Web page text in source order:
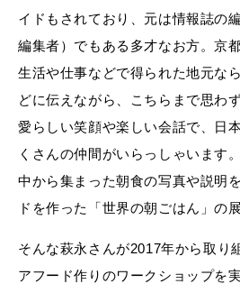
イドもされており、元は情報誌の
編集者）でもある多才なお方。京
生活や仕事などで得られた地元な
どに伝えながら、こちらまで思わ
愛らしい笑顔や楽しい会話で、日
くさんの仲間がいらっしゃいます
中から集まった朝食の写真や説明
ドを作った「世界の朝ごはん」の
そんな萩永さんが2017年から取り
アフード作りのワークショップを